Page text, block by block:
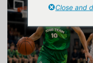
Close and